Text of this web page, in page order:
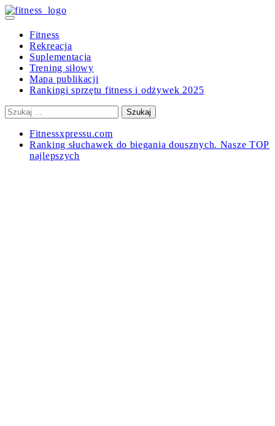
Skip
to
content
Primary
Fitness
Rekreacja
Suplementacja
Trening siłowy
Mapa publikacji
Rankingi sprzętu fitness i odżywek 2025
Szukaj:
Fitnessxpressu.com
Ranking słuchawek do biegania dousznych. Nasze TOP
najlepszych